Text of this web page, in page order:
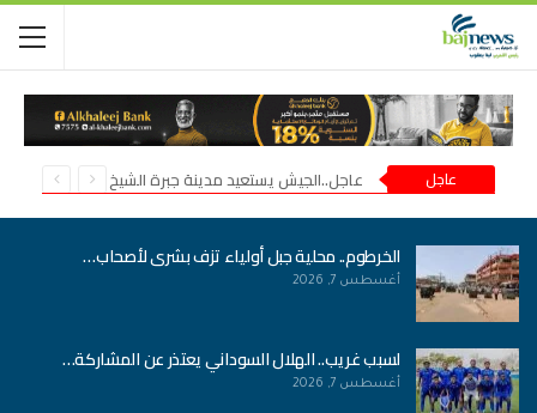
عاجل عاجل..الجيش يستعيد مدينة جبرة الشيخ في شمال كردفان
الخرطوم.. محلية جبل أولياء تزف بشرى لأصحاب…
أغسطس 7, 2026
لسبب غريب.. الهلال السوداني يعتذر عن المشاركة…
أغسطس 7, 2026